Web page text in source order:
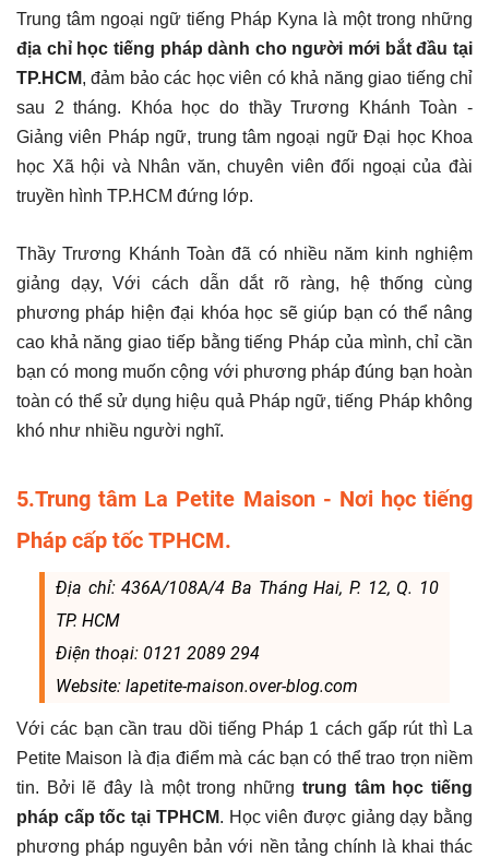
Trung tâm ngoại ngữ tiếng Pháp Kyna là một trong những
địa chỉ học tiếng pháp dành cho người mới bắt đầu tại
TP.HCM, đảm bảo các học viên có khả năng giao tiếng chỉ
sau 2 tháng. Khóa học do thầy Trương Khánh Toàn -
Giảng viên Pháp ngữ, trung tâm ngoại ngữ Đại học Khoa
học Xã hội và Nhân văn, chuyên viên đối ngoại của đài
truyền hình TP.HCM đứng lớp.
Thầy Trương Khánh Toàn đã có nhiều năm kinh nghiệm
giảng dạy, Với cách dẫn dắt rõ ràng, hệ thống cùng
phương pháp hiện đại khóa học sẽ giúp bạn có thể nâng
cao khả năng giao tiếp bằng tiếng Pháp của mình, chỉ cần
bạn có mong muốn cộng với phương pháp đúng bạn hoàn
toàn có thể sử dụng hiệu quả Pháp ngữ, tiếng Pháp không
khó như nhiều người nghĩ.
5.Trung tâm La Petite Maison - Nơi học tiếng
Pháp cấp tốc TPHCM.
Địa chỉ: 436A/108A/4 Ba Tháng Hai, P. 12, Q. 10
TP. HCM
Điện thoại: 0121 2089 294
Website: lapetite-maison.over-blog.com
Với các bạn cần trau dồi tiếng Pháp 1 cách gấp rút thì La
Petite Maison là địa điểm mà các bạn có thể trao trọn niềm
tin. Bởi lẽ đây là một trong những trung tâm học tiếng
pháp cấp tốc tại TPHCM. Học viên được giảng dạy bằng
phương pháp nguyên bản với nền tảng chính là khai thác